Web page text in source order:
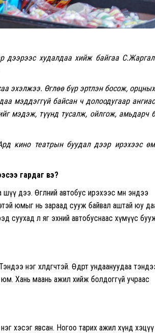
дээрээс худалдаа хийж байгаа
эхэлжээ. Өглөө бүр эртлэн босож,
мэддэггүй байсан ч долоодугаар
мэдэж, түүнд тусалж, ойлгож, амьдарч
кино театрын буудал дээр ирэхээс
гардаг вэ?
дээ. Өглөөний автобус ирэхээс өмнө эндээ
юмыг нь зараад сууж байвал аштай юу
суухад л яг эхний автобуснаас хүмүүс
нэг хөлдөөгчтэй. Өдөртөө ундаануудаа
юм. Хань маань ажил хийж болдоггүй учраас
хэсэг явсан. Ногоо тарих ажил хүнд хэцүү